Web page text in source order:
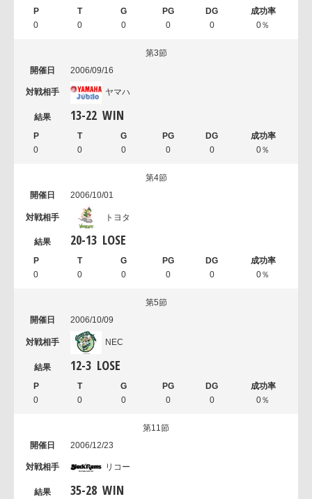
0 0 0 0 0 0％
第3節
2006/09/16
ヤマハ
13-22 WIN
0 0 0 0 0 0％
第4節
2006/10/01
トヨタ
20-13 LOSE
0 0 0 0 0 0％
第5節
2006/10/09
NEC
12-3 LOSE
0 0 0 0 0 0％
第11節
2006/12/23
リコー
35-28 WIN